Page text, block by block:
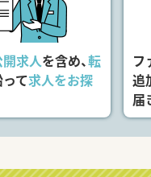
求人を含め、転
て求人をお探
フ
追
届